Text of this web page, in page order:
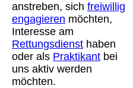
anstreben, sich freiwillig
engagieren möchten,
Interesse am
Rettungsdienst haben
oder als Praktikant bei
uns aktiv werden
möchten.